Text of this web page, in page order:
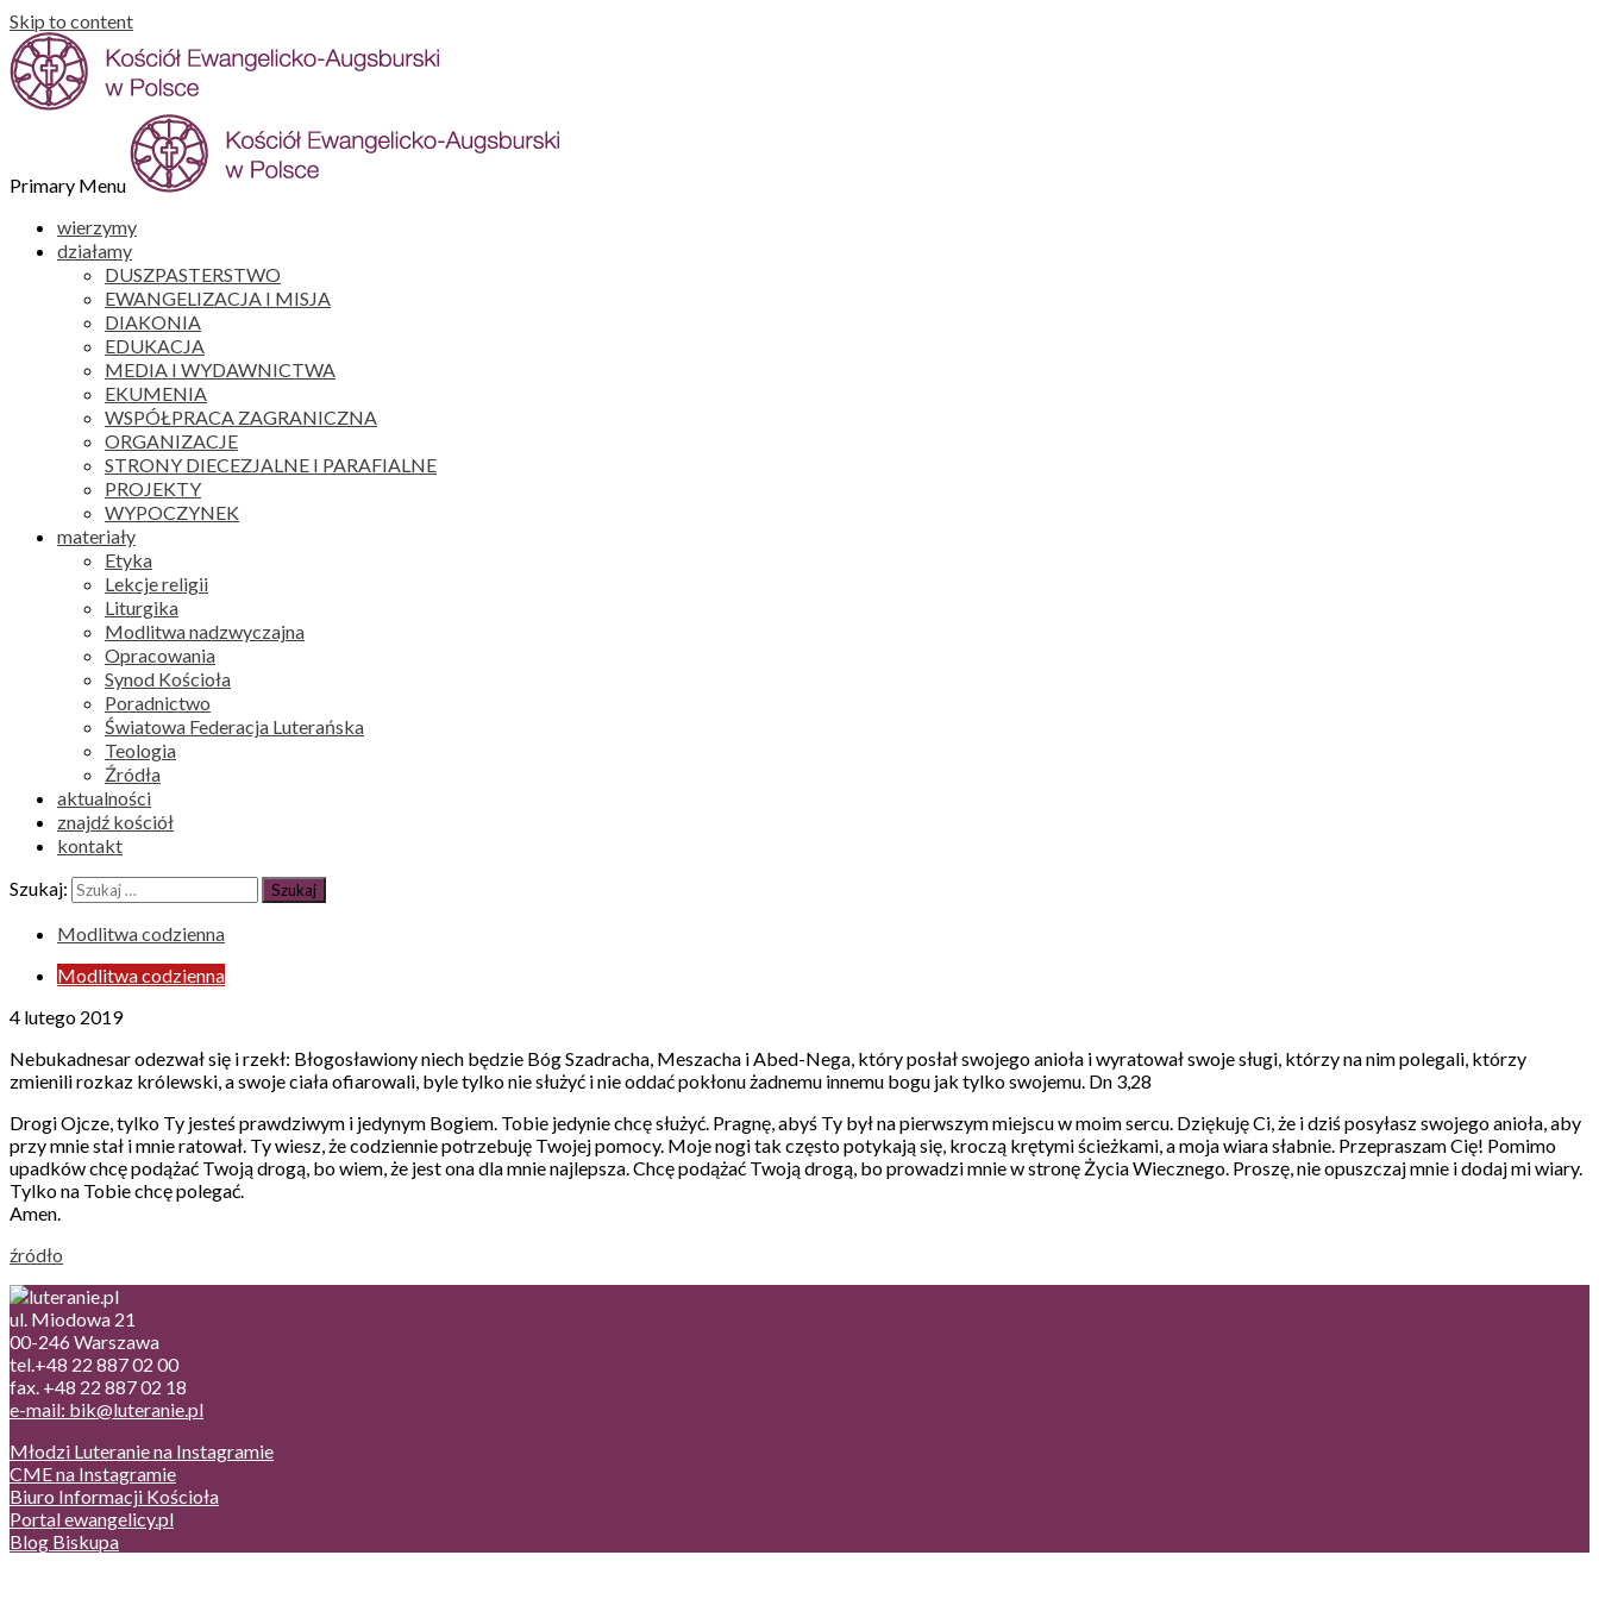
Skip to content
Primary Menu
wierzymy
działamy
DUSZPASTERSTWO
EWANGELIZACJA I MISJA
DIAKONIA
EDUKACJA
MEDIA I WYDAWNICTWA
EKUMENIA
WSPÓŁPRACA ZAGRANICZNA
ORGANIZACJE
STRONY DIECEZJALNE I PARAFIALNE
PROJEKTY
WYPOCZYNEK
materiały
Etyka
Lekcje religii
Liturgika
Modlitwa nadzwyczajna
Opracowania
Synod Kościoła
Poradnictwo
Światowa Federacja Luterańska
Teologia
Źródła
aktualności
znajdź kościół
kontakt
Szukaj:
Modlitwa codzienna
Modlitwa codzienna
4 lutego 2019
Nebukadnesar odezwał się i rzekł: Błogosławiony niech będzie Bóg Szadracha, Meszacha i Abed-Nega, który posłał swojego anioła i wyratował swoje sługi, którzy na nim polegali, którzy
zmienili rozkaz królewski, a swoje ciała ofiarowali, byle tylko nie służyć i nie oddać pokłonu żadnemu innemu bogu jak tylko swojemu. Dn 3,28
Drogi Ojcze, tylko Ty jesteś prawdziwym i jedynym Bogiem. Tobie jedynie chcę służyć. Pragnę, abyś Ty był na pierwszym miejscu w moim sercu. Dziękuję Ci, że i dziś posyłasz swojego anioła, aby
przy mnie stał i mnie ratował. Ty wiesz, że codziennie potrzebuję Twojej pomocy. Moje nogi tak często potykają się, kroczą krętymi ścieżkami, a moja wiara słabnie. Przepraszam Cię! Pomimo
upadków chcę podążać Twoją drogą, bo wiem, że jest ona dla mnie najlepsza. Chcę podążać Twoją drogą, bo prowadzi mnie w stronę Życia Wiecznego. Proszę, nie opuszczaj mnie i dodaj mi wiary.
Tylko na Tobie chcę polegać.
Amen.
źródło
ul. Miodowa 21
00-246 Warszawa
tel.+48 22 887 02 00
fax. +48 22 887 02 18
e-mail: bik@luteranie.pl
Młodzi Luteranie na Instagramie
CME na Instagramie
Biuro Informacji Kościoła
Portal ewangelicy.pl
Blog Biskupa